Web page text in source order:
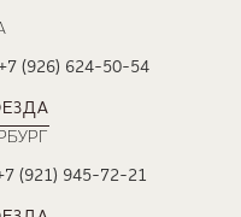
(926) 624-50-54
(921) 945-72-21